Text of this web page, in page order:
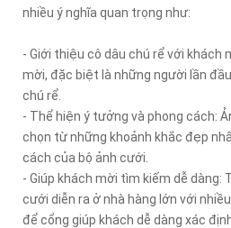
nhiều ý nghĩa quan trọng như:
- Giới thiệu cô dâu chú rể với khách
mời, đặc biệt là những người lần
chú rể.
- Thể hiện ý tưởng và phong cách:
chọn từ những khoảnh khắc đẹp
cách của bộ ảnh cưới.
- Giúp khách mời tìm kiếm dễ
cưới diễn ra ở nhà hàng lớn với
để cổng giúp khách dễ dàng xác